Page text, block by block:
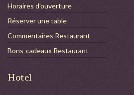
Horaires d'ouverture
Réserver une table
Commentaires Restaurant
Bons-cadeaux Restaurant
Hotel